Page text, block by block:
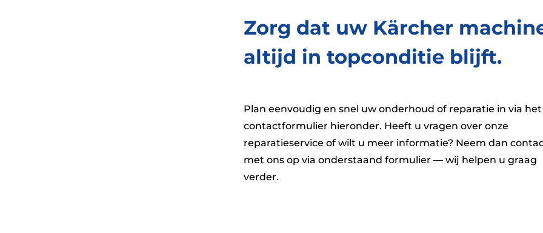
Zorg dat uw Kärcher
altijd in topconditie blijft.
Plan eenvoudig en snel uw onderhoud of reparatie in via het
contactformulier hieronder. Heeft u vragen over onze
reparatieservice of wilt u meer informatie? Neem dan
met ons op via onderstaand formulier — wij helpen u graag
verder.